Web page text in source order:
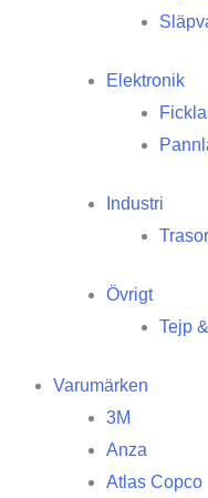
Elektronik
Industri
Trasor
Övrigt
Tejp
Varumärken
3M
Anza
Atlas Copco